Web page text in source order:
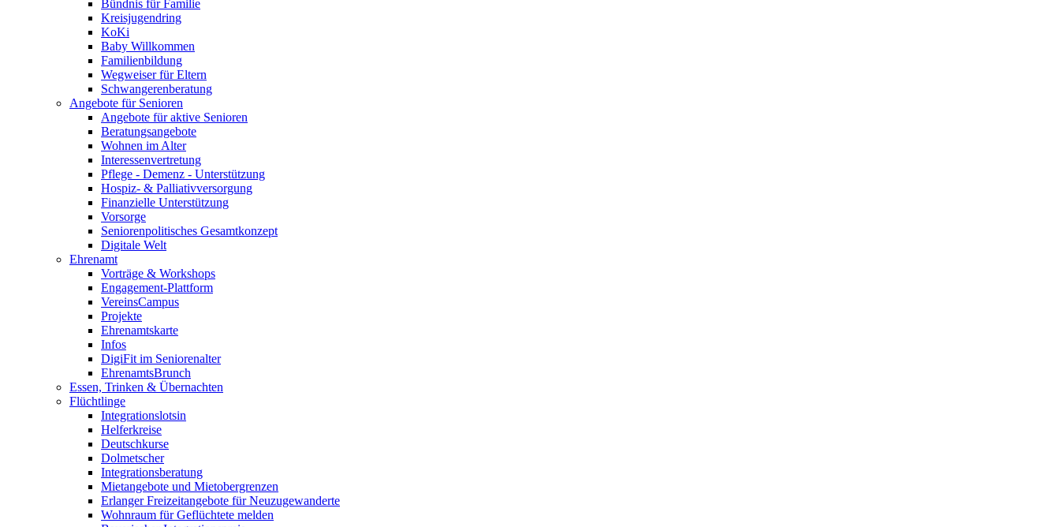
Bündnis für Familie
Kreisjugendring
KoKi
Baby Willkommen
Familienbildung
Wegweiser für Eltern
Schwangerenberatung
Angebote für Senioren
Angebote für aktive Senioren
Beratungsangebote
Wohnen im Alter
Interessenvertretung
Pflege - Demenz - Unterstützung
Hospiz- & Palliativversorgung
Finanzielle Unterstützung
Vorsorge
Seniorenpolitisches Gesamtkonzept
Digitale Welt
Ehrenamt
Vorträge & Workshops
Engagement-Plattform
VereinsCampus
Projekte
Ehrenamtskarte
Infos
DigiFit im Seniorenalter
EhrenamtsBrunch
Essen, Trinken & Übernachten
Flüchtlinge
Integrationslotsin
Helferkreise
Deutschkurse
Dolmetscher
Integrationsberatung
Mietangebote und Mietobergrenzen
Erlanger Freizeitangebote für Neuzugewanderte
Wohnraum für Geflüchtete melden